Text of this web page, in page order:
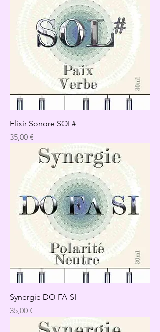
Elixir Sonore SOL#
Precio
35,00 €
Synergie DO-FA-SI
Precio
35,00 €